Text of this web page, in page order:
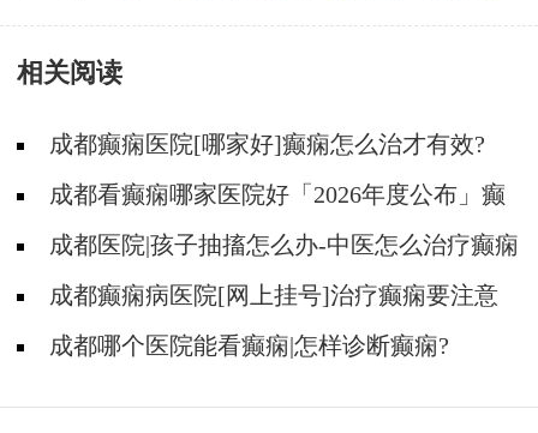
会给患者的生活带来什么不好的影响?
相关阅读
成都癫痫医院[哪家好]癫痫怎么治才有效?
成都看癫痫哪家医院好「2026年度公布」癫
痫病人适合参加哪些体育活动?
成都医院|孩子抽搐怎么办-中医怎么治疗癫痫
呢?成都癫痫病医院[网上挂号]治疗癫痫要注意
什么?成都哪个医院能看癫痫|怎样诊断癫痫?